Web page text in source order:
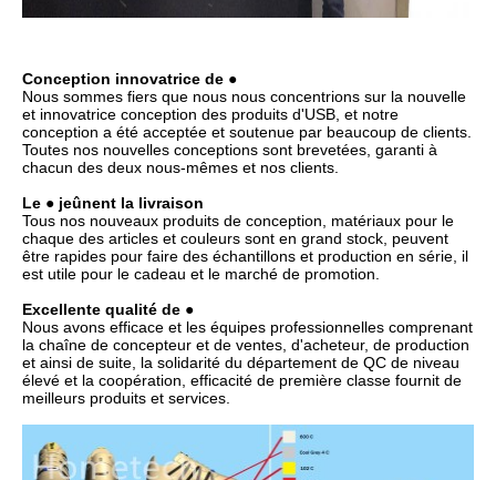
Conception innovatrice de ●
Nous sommes fiers que nous nous concentrions sur la nouvelle
et innovatrice conception des produits d'USB, et notre
conception a été acceptée et soutenue par beaucoup de clients.
Toutes nos nouvelles conceptions sont brevetées, garanti à
chacun des deux nous-mêmes et nos clients.
Le ● jeûnent la livraison
Tous nos nouveaux produits de conception, matériaux pour le
chaque des articles et couleurs sont en grand stock, peuvent
être rapides pour faire des échantillons et production en série, il
est utile pour le cadeau et le marché de promotion.
Excellente qualité de ●
Nous avons efficace et les équipes professionnelles comprenant
la chaîne de concepteur et de ventes, d'acheteur, de production
et ainsi de suite, la solidarité du département de QC de niveau
élevé et la coopération, efficacité de première classe fournit de
meilleurs produits et services.